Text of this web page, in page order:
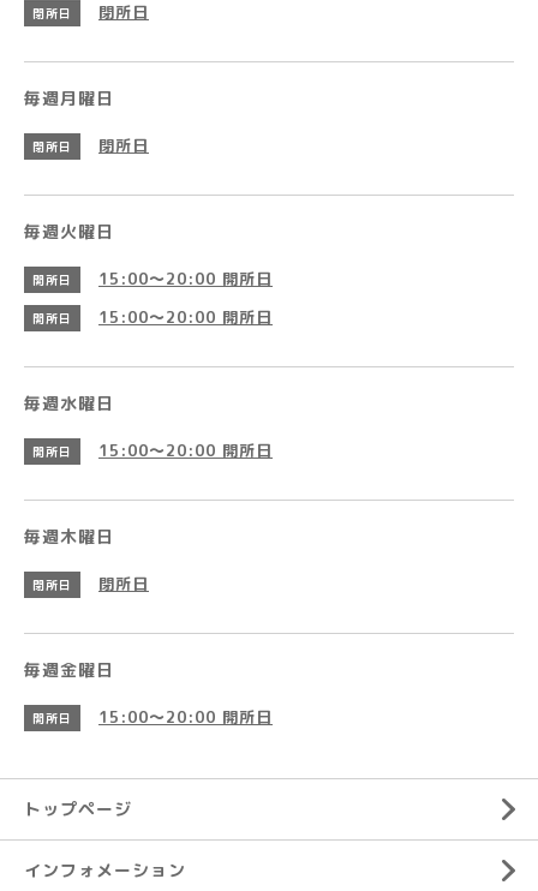
閉所日 閉所日
毎週月曜日
閉所日 閉所日
毎週火曜日
開所日 15:00～20:00 開所日
開所日 15:00～20:00 開所日
毎週水曜日
開所日 15:00～20:00 開所日
毎週木曜日
閉所日 閉所日
毎週金曜日
開所日 15:00～20:00 開所日
トップページ
インフォメーション